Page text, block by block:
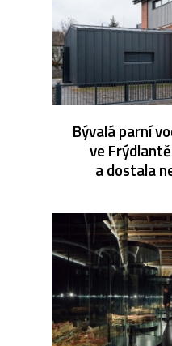
Bývalá parní
ve
a dostala